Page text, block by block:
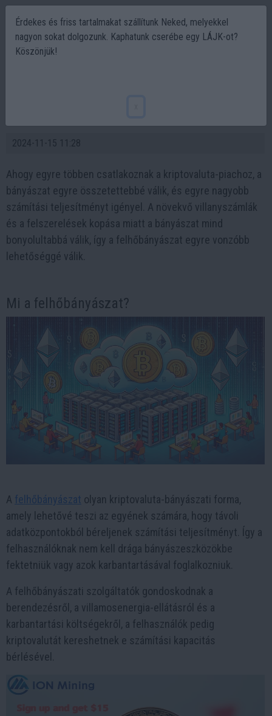
2024-11-15 11:28
Ahogy egyre többen csatlakoznak a kriptovaluta-piachoz, a
bányászat egyre összetettebbé válik, és egyre nagyobb
számítási teljesítményt igényel. A növekvő villanyszámlák
és a felszerelések kopása miatt a bányászat mind
bonyolultabbá válik, így a felhőbányászat egyre vonzóbb
lehetőséggé válik.
Mi a felhőbányászat?
A felhőbányászat olyan kriptovaluta-bányászati forma,
amely lehetővé teszi az egyének számára, hogy távoli
adatközpontokból béreljenek számítási teljesítményt. Így a
felhasználóknak nem kell drága bányászeszközökbe
fektetniük vagy azok karbantartásával foglalkozniuk.
A felhőbányászati szolgáltatók gondoskodnak a
berendezésről, a villamosenergia-ellátásról és a
karbantartási költségekről, a felhasználók pedig
kriptovalutát kereshetnek e számítási kapacitás
bérlésével.
Érdekes és friss tartalmakat szállítunk Neked, melyekkel
nagyon sokat dolgozunk. Kaphatunk cserébe egy LÁJK-ot?
Köszönjük!